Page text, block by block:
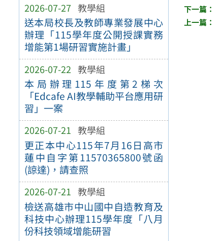
2026-07-27 教學組
送本局校長及教師專業發展中心
辦理「115學年度公開授課實務
增能第1場研習實施計畫」
2026-07-22 教學組
本局辦理115年度第2梯次
「Edcafe AI教學輔助平台應用研
習」一案
2026-07-21 教學組
更正本中心115年7月16日高市
蓮中自字第11570365800號函
(諒達)，請查照
2026-07-21 教學組
檢送高雄市中山國中自造教育及
科技中心辦理115學年度「八月
份科技領域增能研習